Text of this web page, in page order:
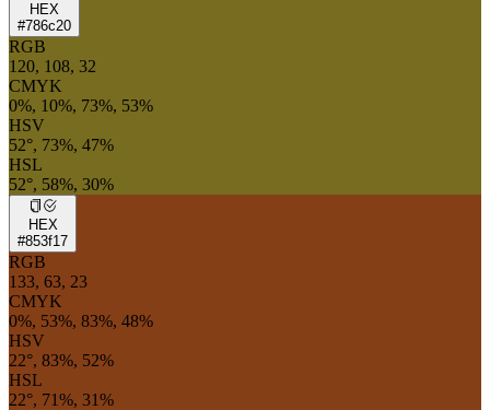
HEX
#786c20
RGB
120, 108, 32
CMYK
0%, 10%, 73%, 53%
HSV
52°, 73%, 47%
HSL
52°, 58%, 30%
HEX
#853f17
RGB
133, 63, 23
CMYK
0%, 53%, 83%, 48%
HSV
22°, 83%, 52%
HSL
22°, 71%, 31%